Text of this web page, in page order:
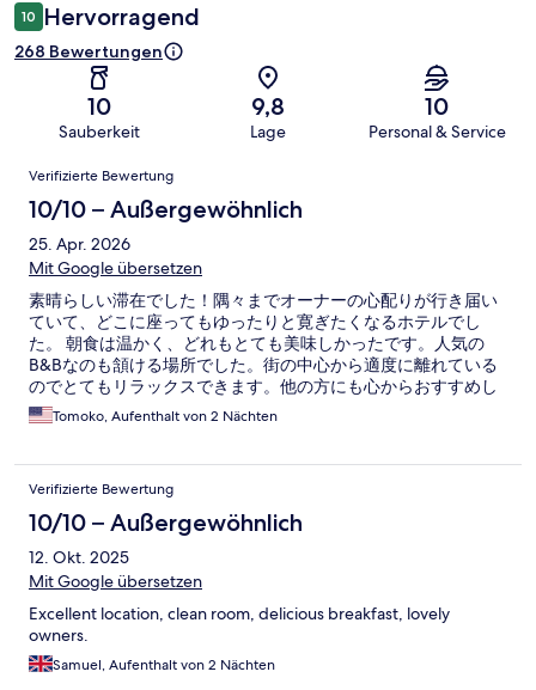
10 Hervorragend
268 Bewertungen
10
Sauberkeit
9,8
Lage
10
Personal & Service
Bewertungen
Verifizierte Bewertung
10/10 – Außergewöhnlich
25. Apr. 2026
Mit Google übersetzen
素晴らしい滞在でした！隅々までオーナーの心配りが行き届い
ていて、どこに座ってもゆったりと寛ぎたくなるホテルでし
た。 朝食は温かく、どれもとても美味しかったです。人気の
B&Bなのも頷ける場所でした。街の中心から適度に離れている
のでとてもリラックスできます。他の方にも心からおすすめし
ます。Tomoko, Aufenthalt von 2 Nächten
Verifizierte Bewertung
10/10 – Außergewöhnlich
12. Okt. 2025
Mit Google übersetzen
Excellent location, clean room, delicious breakfast, lovely
owners.
Samuel, Aufenthalt von 2 Nächten